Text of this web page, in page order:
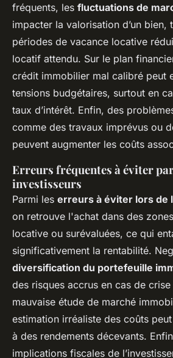
fréquents, les fluctuations de
impacter la valorisation d’un bien,
périodes de vacance locative
locatif attendu. Sur le plan
crédit immobilier mal calibré peut
tensions budgétaires, surtout en
taux d’intérêt. Enfin, des
comme des travaux imprévus ou
peuvent augmenter les coûts
Erreurs fréquentes à éviter
investisseurs
Parmi les erreurs à éviter lors de
on retrouve l'achat dans des
locative ou surévaluées, ce qui
significativement la rentabilité.
diversification du portefeuille
des risques accrus en cas de
mauvaise étude de marché
estimation irréaliste des coûts
à des rendements décevants.
implications fiscales de